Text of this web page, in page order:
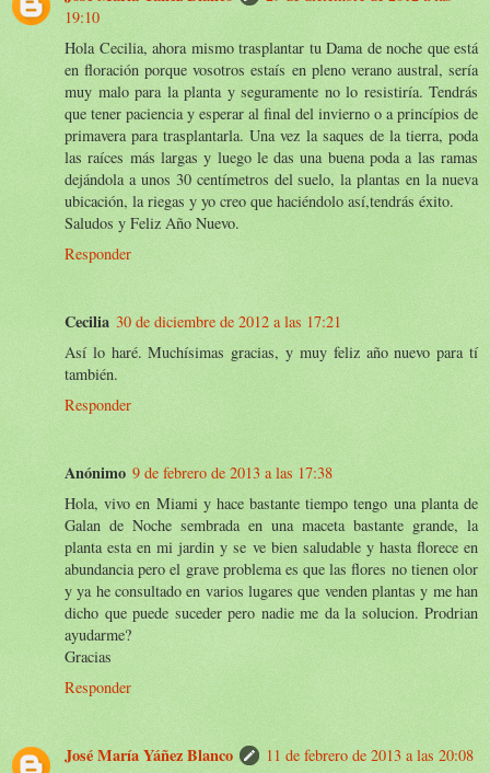
19:10
Hola Cecilia, ahora mismo trasplantar tu Dama de noche que está
en floración porque vosotros estaís en pleno verano austral, sería
muy malo para la planta y seguramente no lo resistiría. Tendrás
que tener paciencia y esperar al final del invierno o a princípios de
primavera para trasplantarla. Una vez la saques de la tierra, poda
las raíces más largas y luego le das una buena poda a las ramas
dejándola a unos 30 centímetros del suelo, la plantas en la nueva
ubicación, la riegas y yo creo que haciéndolo así,tendrás éxito.
Saludos y Feliz Año Nuevo.
Responder
Cecilia 30 de diciembre de 2012 a las 17:21
Así lo haré. Muchísimas gracias, y muy feliz año nuevo para tí
también.
Responder
Anónimo 9 de febrero de 2013 a las 17:38
Hola, vivo en Miami y hace bastante tiempo tengo una planta de
Galan de Noche sembrada en una maceta bastante grande, la
planta esta en mi jardin y se ve bien saludable y hasta florece en
abundancia pero el grave problema es que las flores no tienen olor
y ya he consultado en varios lugares que venden plantas y me han
dicho que puede suceder pero nadie me da la solucion. Prodrian
ayudarme?
Gracias
Responder
José María Yáñez Blanco
11 de febrero de 2013 a las 20:08